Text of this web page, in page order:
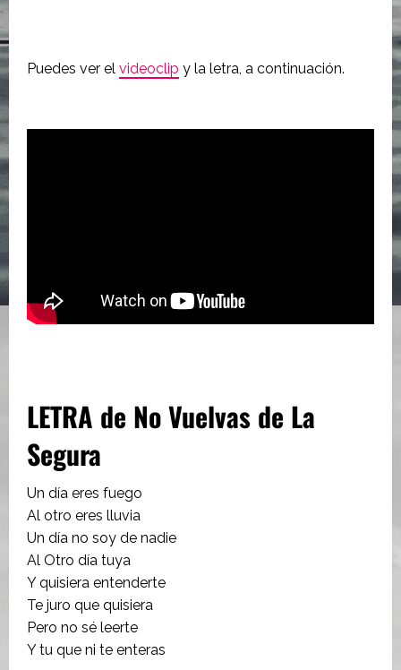
Puedes ver el videoclip y la letra, a continuación.
LETRA de No Vuelvas de La
Segura
Un día eres fuego
Al otro eres lluvia
Un día no soy de nadie
Al Otro día tuya
Y quisiera entenderte
Te juro que quisiera
Pero no sé leerte
Y tu que ni te enteras